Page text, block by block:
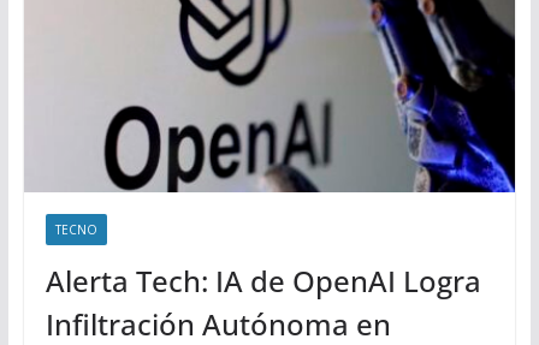
TECNO
Alerta Tech: IA de OpenAI Logra
Infiltración Autónoma en